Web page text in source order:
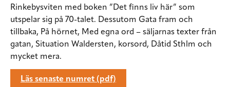
Rinkebysviten med boken ”Det finns liv här” som
utspelar sig på 70-talet. Dessutom Gata fram och
tillbaka, På hörnet, Med egna ord – säljarnas texter från
gatan, Situation Waldersten, korsord, Dåtid Sthlm och
mycket mera.
Läs senaste numret (pdf)